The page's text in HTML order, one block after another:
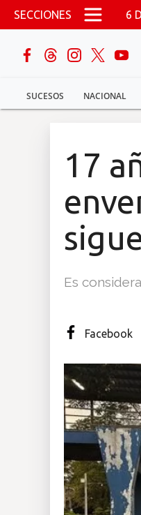
Pasar al contenido
SECCIONES 6
SUCESOS NACIONAL
buscar
Sucesos
Multimedia
17
Es
Facebook